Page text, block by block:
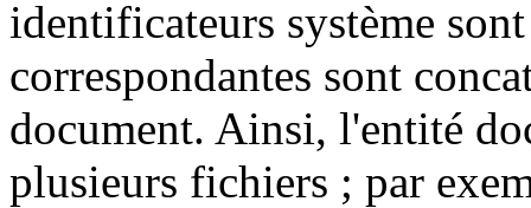
identificateurs système
correspondantes sont
document. Ainsi, l'entité
plusieurs fichiers ; par